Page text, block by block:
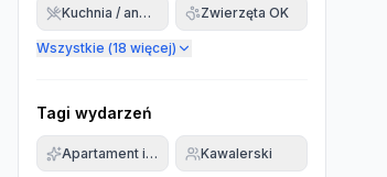
Kuchnia / aneks Zwierzęta OK
Wszystkie (18 więcej)
Tagi wydarzeń
Apartament imprezowyKawalerski